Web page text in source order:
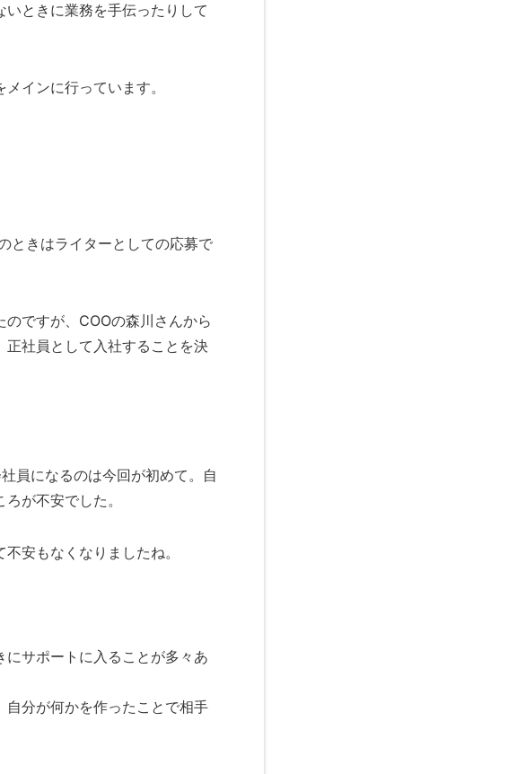
ときに業務を手伝ったりして
インに行っています。
ときはライターとしての応募で
ですが、COOの森川さんから
正社員として入社することを決
員になるのは今回が初めて。自
が不安でした。
安もなくなりましたね。
サポートに入ることが多々あ
分が何かを作ったことで相手